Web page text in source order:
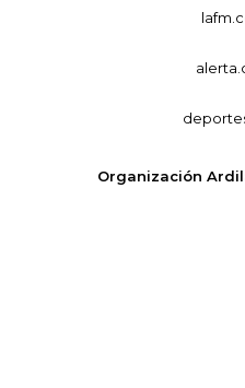
Organización